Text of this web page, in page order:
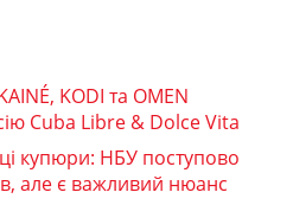
KODI та OMEN
Cuba Libre & Dolce Vita
купюри: НБУ поступово
але є важливий нюанс